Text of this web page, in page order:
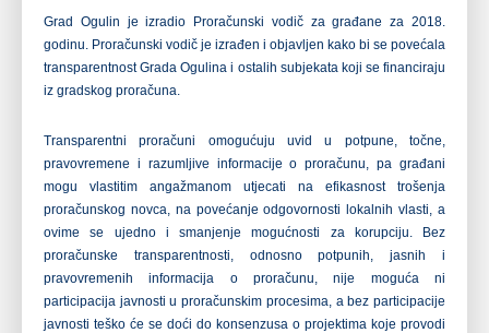
Grad Ogulin je izradio Proračunski vodič za građane za 2018.
godinu. Proračunski vodič je izrađen i objavljen kako bi se povećala
transparentnost Grada Ogulina i ostalih subjekata koji se financiraju
iz gradskog proračuna.
Transparentni proračuni omogućuju uvid u potpune, točne,
pravovremene i razumljive informacije o proračunu, pa građani
mogu vlastitim angažmanom utjecati na efikasnost trošenja
proračunskog novca, na povećanje odgovornosti lokalnih vlasti, a
ovime se ujedno i smanjenje mogućnosti za korupciju. Bez
proračunske transparentnosti, odnosno potpunih, jasnih i
pravovremenih informacija o proračunu, nije moguća ni
participacija javnosti u proračunskim procesima, a bez participacije
javnosti teško će se doći do konsenzusa o projektima koje provodi